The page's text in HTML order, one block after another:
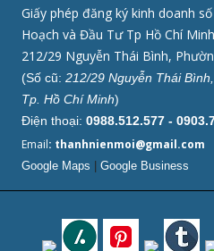
Giấy phép đăng ký kinh doanh số
Hoạch và Đầu Tư Tp Hồ Chí
212/29 Nguyễn Thái Bình,
(Số cũ: 212/29 Nguyễn Thái
Tp. Hồ Chí Minh)
Điện thoại: 0988.512.577 -
Email: thanhnienmoi@gmail.com
Google Maps Google Business